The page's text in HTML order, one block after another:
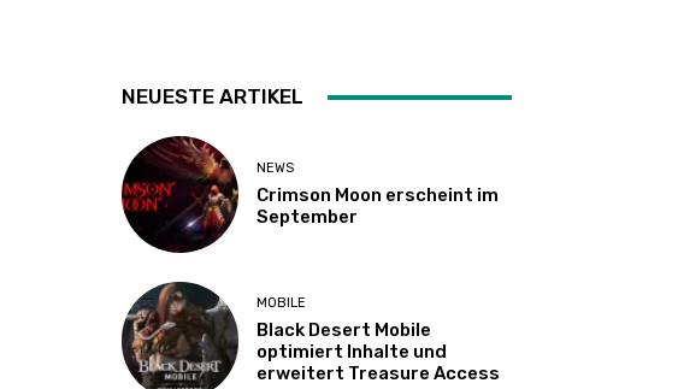
NEUESTE ARTIKEL
NEWS
Crimson Moon erscheint im
September
MOBILE
Black Desert Mobile
optimiert Inhalte und
erweitert Treasure Access